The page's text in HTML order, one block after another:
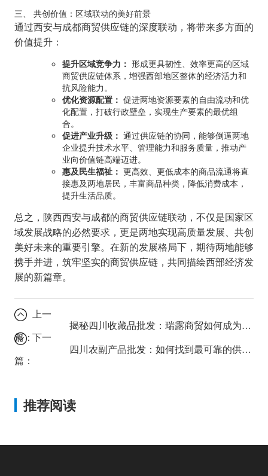
三、 共创价值：区域联动的美好前景
通过西安与成都商贸供应链的深度联动，将带来多方面的
价值提升：
提升区域竞争力： 形成更具韧性、效率更高的区域
商贸供应链体系，增强西部地区整体的经济活力和
抗风险能力。
优化资源配置： 促进两地资源要素的自由流动和优
化配置，打破行政壁垒，实现生产要素的最优组
合。
促进产业升级： 通过供应链的协同，能够倒逼两地
企业提升技术水平、管理能力和服务质量，推动产
业向价值链高端迈进。
惠及民生福祉： 更高效、更低成本的商品流通将直
接惠及两地居民，丰富商品种类，降低消费成本，
提升生活品质。
总之，陕西西安与成都的商贸供应链联动，不仅是国家区
域发展战略的必然要求，更是两地实现高质量发展、共创
美好未来的重要引擎。在新的发展格局下，期待两地能够
携手并进，筑牢坚实的商贸供应链，共同描绘西部经济发
展的新篇章。
上一
篇：
揭秘四川收藏品批发：瑞露商贸如何成为行业黑马？
下一
篇：
四川农副产品批发：如何找到最可靠的供应商？
推荐阅读